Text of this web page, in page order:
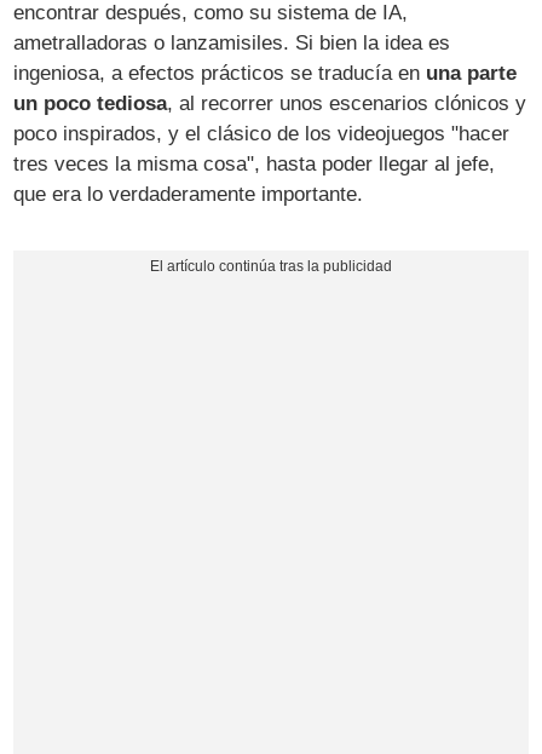
encontrar después, como su sistema de IA,
ametralladoras o lanzamisiles. Si bien la idea es
ingeniosa, a efectos prácticos se traducía en una parte
un poco tediosa, al recorrer unos escenarios clónicos y
poco inspirados, y el clásico de los videojuegos "hacer
tres veces la misma cosa", hasta poder llegar al jefe,
que era lo verdaderamente importante.